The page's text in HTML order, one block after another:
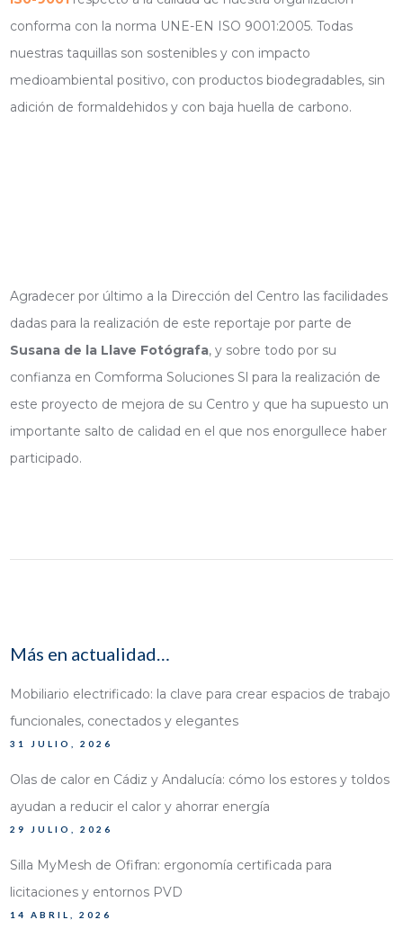
conforma con la norma UNE-EN ISO 9001:2005. Todas
nuestras taquillas son sostenibles y con impacto
medioambiental positivo, con productos biodegradables, sin
adición de formaldehidos y con baja huella de carbono.
Agradecer por último a la Dirección del Centro las facilidades
dadas para la realización de este reportaje por parte de
Susana de la Llave Fotógrafa, y sobre todo por su
confianza en Comforma Soluciones Sl para la realización de
este proyecto de mejora de su Centro y que ha supuesto un
importante salto de calidad en el que nos enorgullece haber
participado.
Más en actualidad…
Mobiliario electrificado: la clave para crear espacios de trabajo
funcionales, conectados y elegantes
31 JULIO, 2026
Olas de calor en Cádiz y Andalucía: cómo los estores y toldos
ayudan a reducir el calor y ahorrar energía
29 JULIO, 2026
Silla MyMesh de Ofifran: ergonomía certificada para
licitaciones y entornos PVD
14 ABRIL, 2026